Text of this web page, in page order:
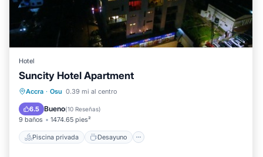
Hotel
Suncity Hotel Apartment
Accra · Osu 0.39 mi al centro
6.5 Bueno(10 Reseñas)
9 baños 1474.65 pies²
Piscina privada Desayuno
Piscina privada
Aparcamiento